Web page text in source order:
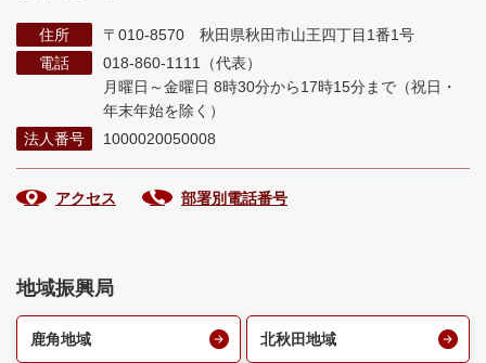
住所
〒010-8570 秋田県秋田市山王四丁目1番1号
電話
018-860-1111（代表）
月曜日～金曜日 8時30分から17時15分まで （祝日・
年末年始を除く）
法人番号
1000020050008
アクセス 部署別電話番号
地域振興局
鹿角地域 北秋田地域